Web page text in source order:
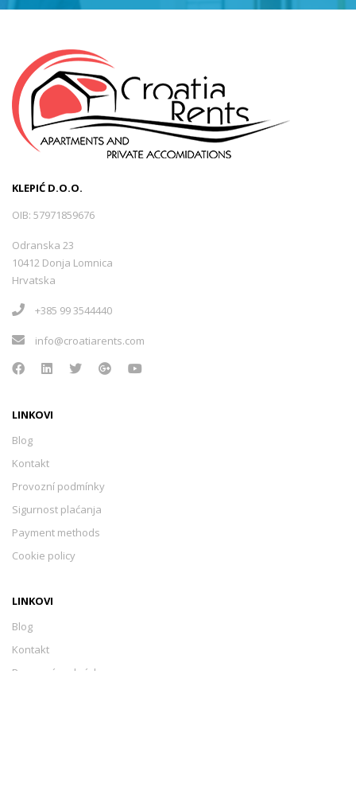
KLEPIĆ D.O.O.
OIB: 57971859676
Odranska 23
10412 Donja Lomnica
Hrvatska
+385 99 3544440
info@croatiarents.com
LINKOVI
Blog
Kontakt
Provozní podmínky
Sigurnost plaćanja
Payment methods
Cookie policy
LINKOVI
Blog
Kontakt
Provozní podmínky